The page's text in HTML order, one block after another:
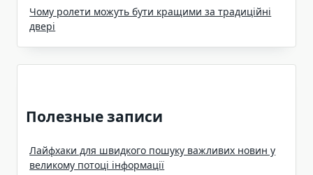
Чому ролети можуть бути кращими за традиційні
двері
Полезные записи
Лайфхаки для швидкого пошуку важливих новин у
великому потоці інформації